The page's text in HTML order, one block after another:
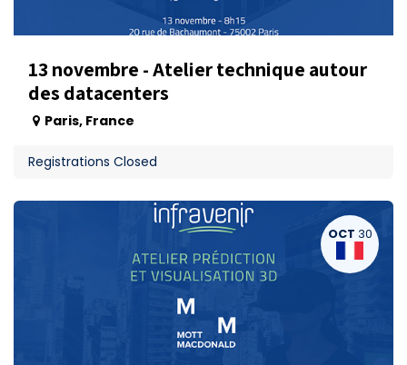
13 novembre - Atelier technique autour
des datacenters
Paris, France
Registrations Closed
OCT 30